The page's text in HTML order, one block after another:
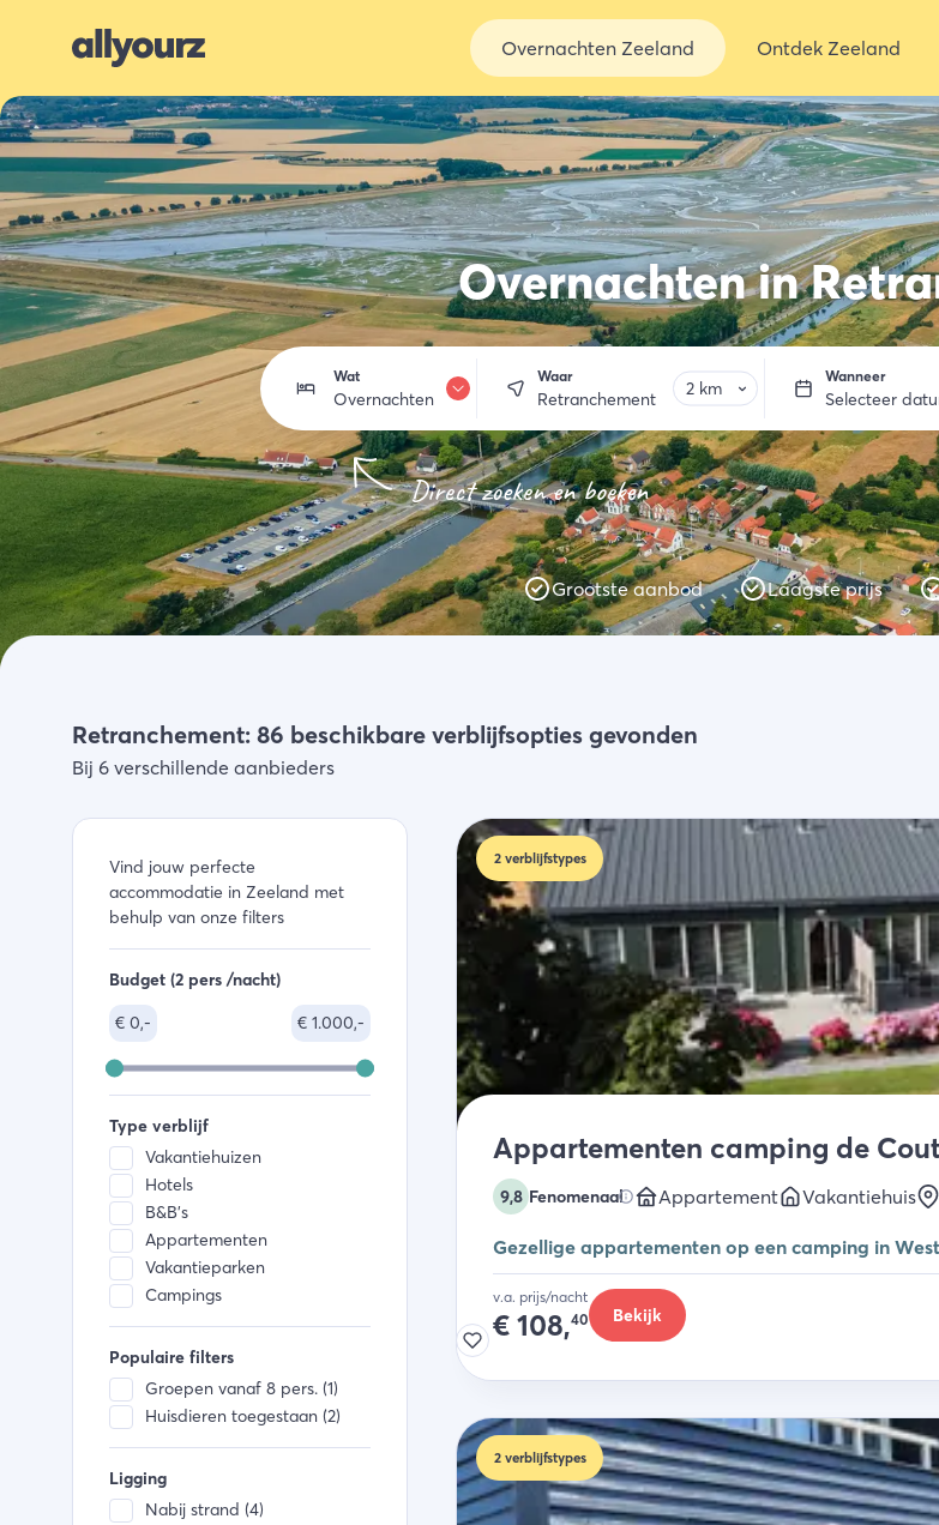
Overnachten Zeeland Ontdek Zeeland
Overnachten in
Wat
Overnachten
Overnachten
Eten & drinken
Activiteiten
Winkelen
Waar
Retranchement
Wanneer
Selecteer
Direct zoeken en boeken
Grootste aanbod Laagste prijs
Retranchement: 86 beschikbare verblijfsopties gevonden
Bij 6 verschillende aanbieders
Vind jouw perfecte
accommodatie in Zeeland met
behulp van onze filters
Budget (2 pers /nacht)
€ 0,- € 1.000,-
Type verblijf
Vakantiehuizen
Hotels
B&B's
Appartementen
Vakantieparken
Campings
Populaire filters
Groepen vanaf 8 pers. (1)
Huisdieren toegestaan (2)
Ligging
Nabij strand (4)
2 verblijfstypes
Appartementen camping de
9,8 Fenomenaal Appartement Vakantiehuis
Gezellige appartementen op een camping in
v.a. prijs/nacht
€ 108,40 Bekijk
2 verblijfstypes